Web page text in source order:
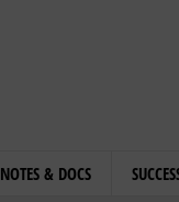
NOTES & DOCS